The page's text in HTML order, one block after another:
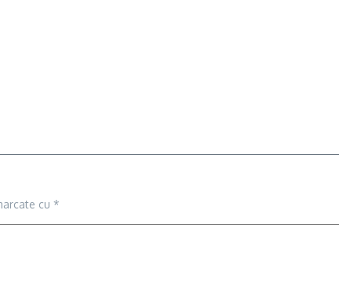
cu *